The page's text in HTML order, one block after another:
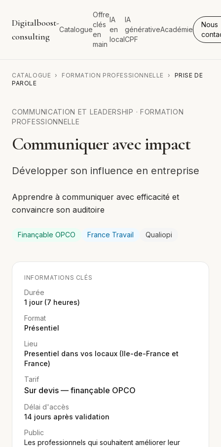
Digitalboost-
consulting
Catalogue
Offre
clés
en
main
IA
en
local
IA
générative
CPF
Académie
Nous
CATALOGUE › FORMATION PROFESSIONNELLE ›
PRISE DE
PAROLE
COMMUNICATION ET LEADERSHIP ·FORMATION
PROFESSIONNELLE
Communiquer avec impact
Développer son influence en entreprise
Apprendre à communiquer avec efficacité et
convaincre son auditoire
Finançable OPCO France Travail Qualiopi
INFORMATIONS CLÉS
Durée
1 jour (7 heures)
Format
Présentiel
Lieu
Presentiel dans vos locaux (Ile-de-France et
France)
Tarif
Sur devis — finançable OPCO
Délai d'accès
14 jours après validation
Public
Les professionnels qui souhaitent améliorer leur